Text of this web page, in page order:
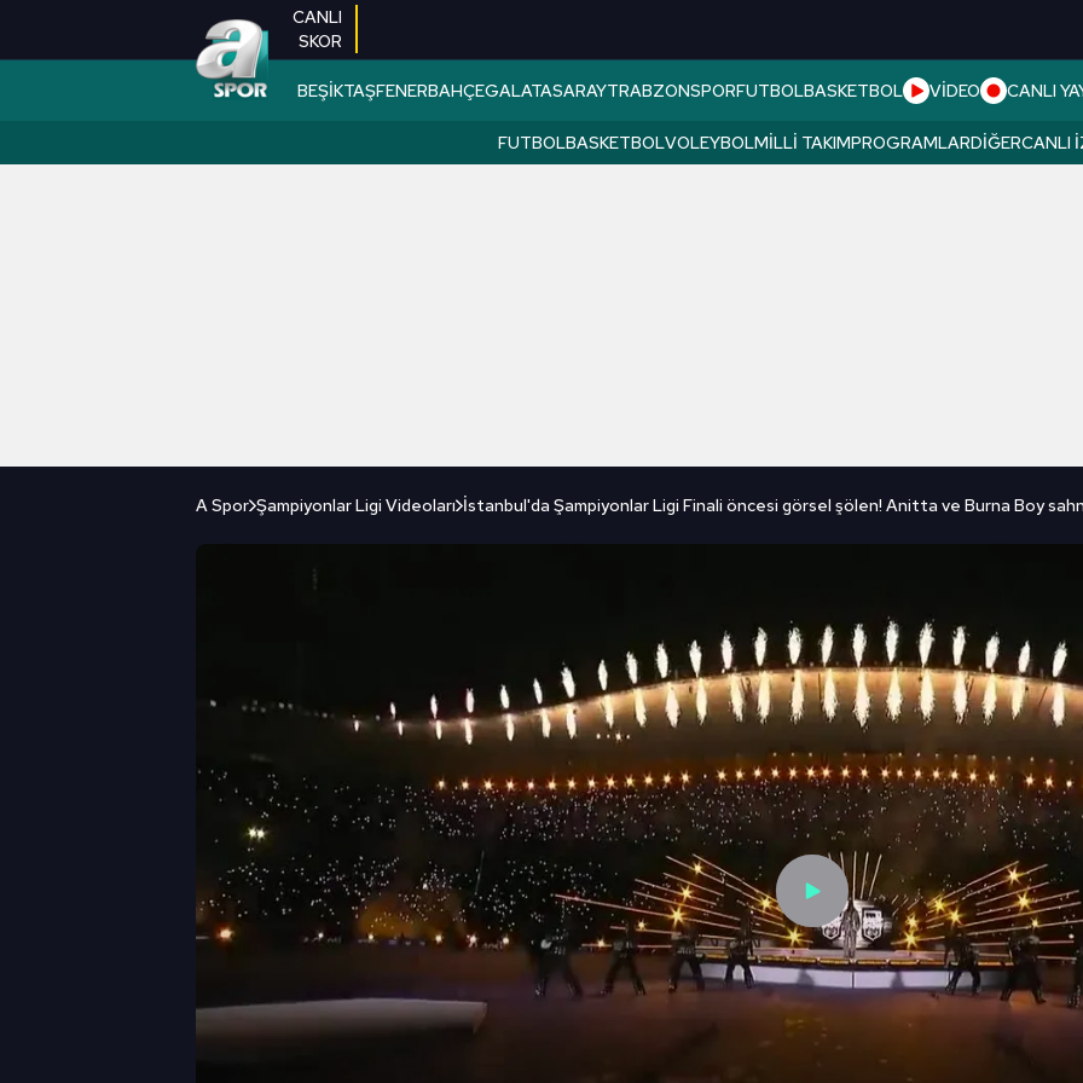
CANLI
SKOR
BEŞİKTAŞFENERBAHÇEGALATASARAYTRABZONSPORFUTBOLBASKETBOL VİDEO CANLI
FUTBOLBASKETBOLVOLEYBOLMILLI TAKIMPROGRAMLARDIĞERCANLI
A Spor Şampiyonlar Ligi Videoları İstanbul'da Şampiyonlar Ligi Finali öncesi görsel şölen! Anitta ve Burna Boy